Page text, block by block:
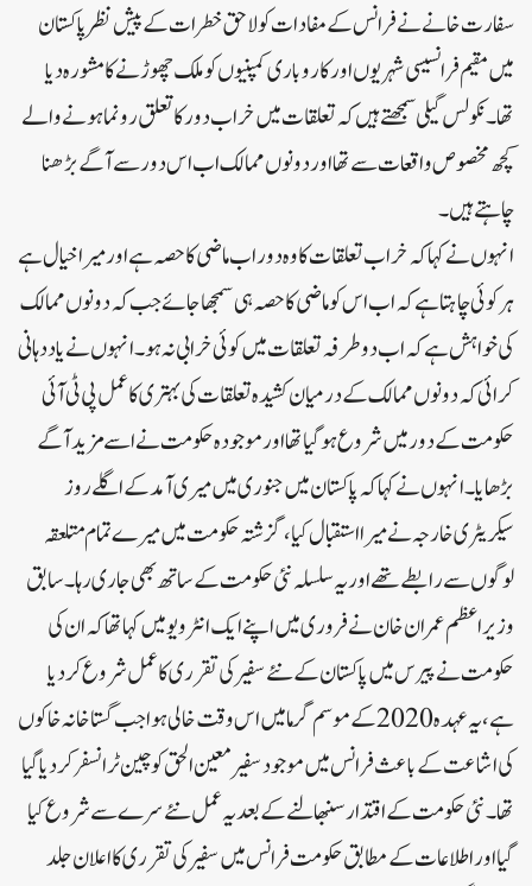
سفارت خانے نے فرانس کے مفادات کو لاحق خطرات کے پیش نظر پاکستان
میں مقیم فرانسیسی شہریوں اور کاروباری کمپنیوں کو ملک چھوڑنے کا مشورہ دیا
تھا۔نکولس گیلی سمجھتے ہیں کہ تعلقات میں خراب دور کا تعلق رونما ہونے والے
کچھ مخصوص واقعات سے تھا اور دونوں ممالک اب اس دور سے آگے بڑھنا
چاہتے ہیں۔
انہوں نے کہا کہ خراب تعلقات کا وہ دور اب ماضی کا حصہ ہے اور میرا خیال ہے
ہر کوئی چاہتا ہے کہ اب اس کو ماضی کا حصہ ہی سمجھا جائے جب کہ دونوں ممالک
کی خواہش ہے کہ اب دو طرفہ تعلقات میں کوئی خرابی نہ ہو۔انہوں نے یاد دہانی
کرائی کہ دونوں ممالک کے درمیان کشیدہ تعلقات کی بہتری کا عمل پی ٹی آئی
حکومت کے دور میں شروع ہو گیا تھا اور موجودہ حکومت نے اسے مزید آگے
بڑھایا۔انہوں نے کہا کہ پاکستان میں جنوری میں میری آمد کے اگلے روز
سیکریٹری خارجہ نے میرا استقبال کیا، گزشتہ حکومت میں میرے تمام متلعقہ
لوگوں سے رابطے تھے اور یہ سلسلہ نئی حکومت کے ساتھ بھی جاری رہا۔سابق
وزیراعظم عمران خان نے فروری میں اپنے ایک انٹرویو میں کہا تھا کہ ان کی
حکومت نے پیرس میں پاکستان کے نئے سفیر کی تقرری کا عمل شروع کر دیا
ہے، یہ عہدہ 2020 کے موسم گرما میں اس وقت خالی ہوا جب گستاخانہ خاکوں
کی اشاعت کے باعث فرانس میں موجود سفیر معین الحق کو چین ٹرانسفر کر دیا گیا
تھا۔نئی حکومت کے اقتدار سنبھالنے کے بعد یہ عمل نئے سرے سے شروع کیا
گیا اور اطلاعات کے مطابق حکومت فرانس میں سفیر کی تقرری کا اعلان جلد